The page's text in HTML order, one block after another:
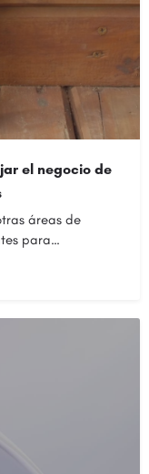
el negocio de
áreas de
para…